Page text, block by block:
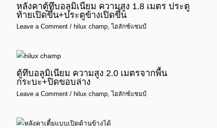
หลังคาตู้ทึบอลูมิเนียม ความสูง 1.8 เมตร ประตู
ท้ายเปิดขึ้น+ประตูข้างเปิดขึ้น
Leave a Comment / hilux champ ,ไฮลักซ์แชมป์
ตู้ทึบอลูมิเนียม ความสูง 2.0 เมตรจากพื้น
กระบะ+ปิดขอบล่าง
Leave a Comment /hilux champ ,ไฮลักซ์แชมป์